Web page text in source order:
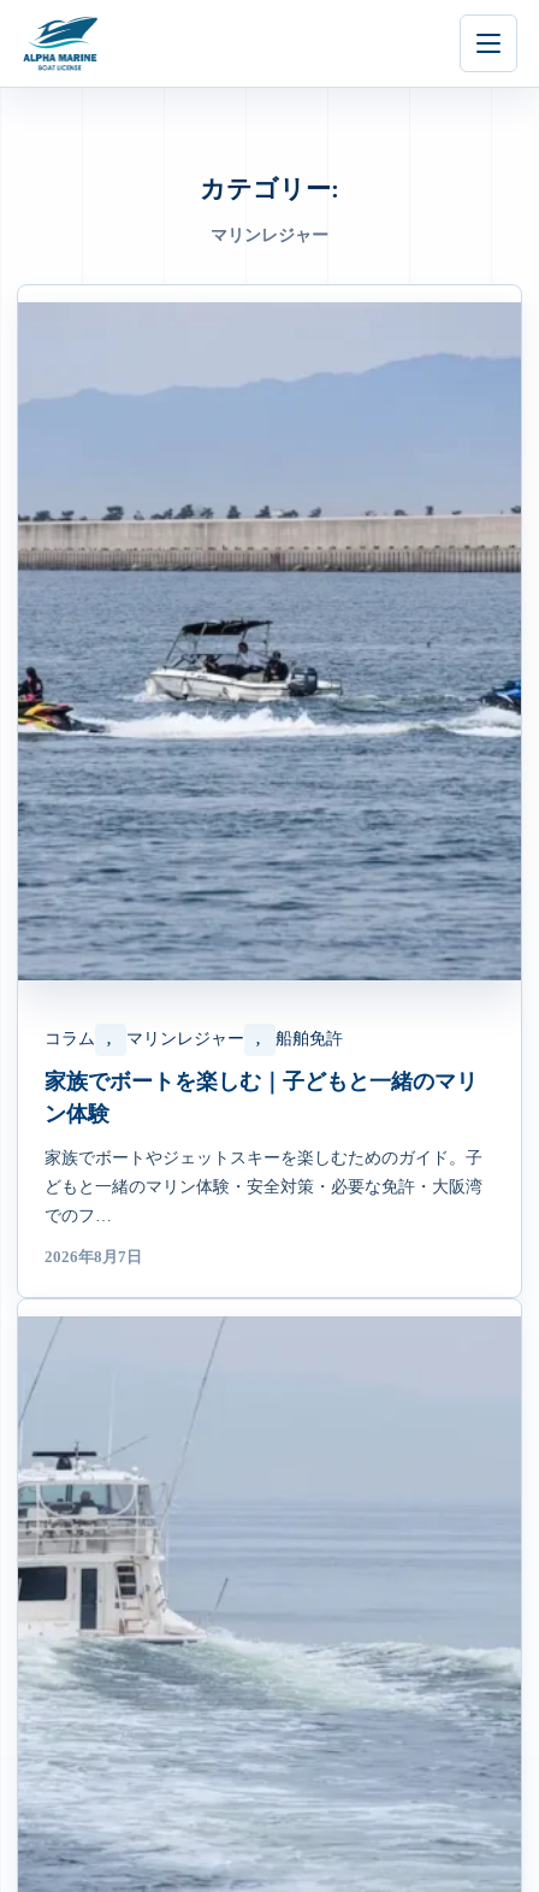
カテゴリー:
マリンレジャー
コラム , マリンレジャー , 船舶免許
家族でボートを楽しむ｜子どもと一緒のマリ
ン体験
家族でボートやジェットスキーを楽しむためのガイド。子
どもと一緒のマリン体験・安全対策・必要な免許・大阪湾
でのフ…
2026年8月7日